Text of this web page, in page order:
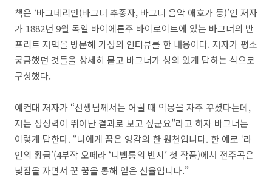
책은 ‘바그네리안(바그너 추종자, 바그너 음악 애호가 등)’인 저자
가 1882년 9월 독일 바이에른주 바이로이트에 있는 바그너의 반
프리트 저택을 방문해 가상의 인터뷰를 한 내용이다. 저자가 평소
궁금했던 것들을 상세히 묻고 바그너가 성의 있게 답하는 식으로
구성했다.
예컨대 저자가 “선생님께서는 어릴 때 악몽을 자주 꾸셨다는데,
저는 상상력이 뛰어난 결과로 보고 싶군요”라고 하자 바그너는
이렇게 답한다. “나에게 꿈은 영감의 한 원천입니다. 한 예로 ‘라
인의 황금’(4부작 오페라 ‘니벨룽의 반지’ 첫 작품)에서 전주곡은
낮잠을 자면서 꾼 꿈을 통해 얻은 선율입니다.”